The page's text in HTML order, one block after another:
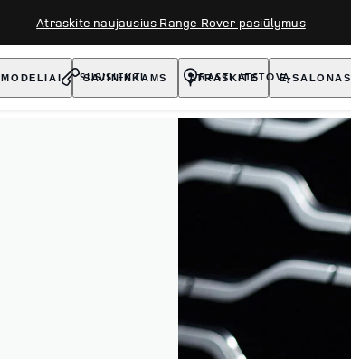
Atraskite naujausius Range Rover pasiūlymus
MODELIAI SAVININKAMS ATRASKITE E-SALONAS
SUSISIEKTI RASTI ATSTOVĄ